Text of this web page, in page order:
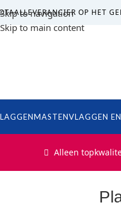
Skip to navigation
Skip to main content
OP HET
VLAGGEN
Alleen